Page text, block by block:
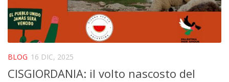
BLOG 16 DIC, 2025
CISGIORDANIA: il volto nascosto del